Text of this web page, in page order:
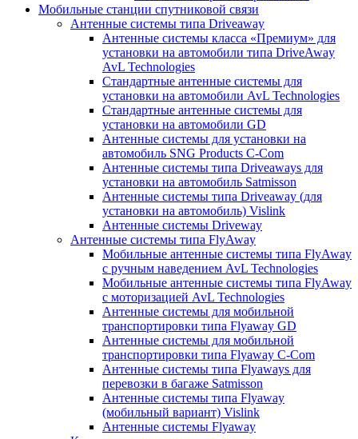
Мобильные станции спутниковой связи
Антенные системы типа Driveaway
Антенные системы класса «Премиум» для
установки на автомобили типа DriveAway
AvL Technologies
Стандартные антенные системы для
установки на автомобили AvL Technologies
Стандартные антенные системы для
установки на автомобили GD
Антенные системы для установки на
автомобиль SNG Products C-Com
Антенные системы типа Driveaways для
установки на автомобиль Satmisson
Антенные системы типа Driveaway (для
установки на автомобиль) Vislink
Антенные системы Driveway
Антенные системы типа FlyAway
Мобильные антенные системы типа FlyAway
с ручным наведением AvL Technologies
Мобильные антенные системы типа FlyAway
с моторизацией AvL Technologies
Антенные системы для мобильной
транспортировки типа Flyaway GD
Антенные системы для мобильной
транспортировки типа Flyaway C-Com
Антенные системы типа Flyaways для
перевозки в багаже Satmisson
Антенные системы типа Flyaway
(мобильный вариант) Vislink
Антенные системы Flyaway